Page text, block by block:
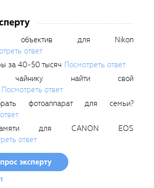
объектив для Nikon
ответ
за 40-50 тысяч Посмотреть ответ
чайнику найти свой
Посмотреть ответ
фотоаппарат для семьи?
для CANON EOS
ответ
эксперту